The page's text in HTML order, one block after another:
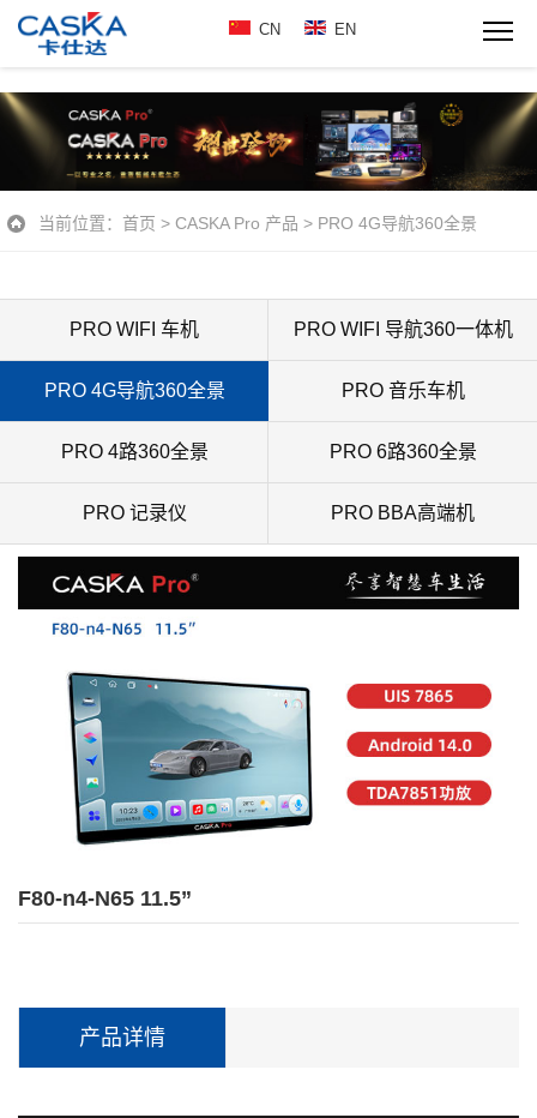
CN EN
当前位置： 首页 > CASKA Pro 产品 > PRO 4G导航360全景
PRO WIFI 车机 PRO WIFI 导航360一体机
PRO 4G导航360全景 PRO 音乐车机
PRO 4路360全景 PRO 6路360全景
PRO 记录仪 PRO BBA高端机
F80-n4-N65 11.5”
产品详情